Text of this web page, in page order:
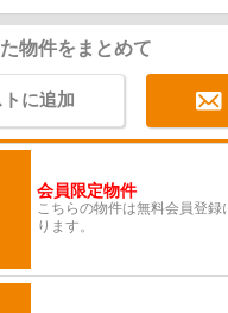
物件をまとめて
に追加
会員限定物件
こちらの物件は無料会員登録
ります。